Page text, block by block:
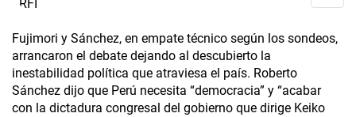
Fujimori y Sánchez, en empate técnico según los sondeos,
arrancaron el debate dejando al descubierto la
inestabilidad política que atraviesa el país. Roberto
Sánchez dijo que Perú necesita “democracia” y “acabar
con la dictadura congresal del gobierno que dirige Keiko